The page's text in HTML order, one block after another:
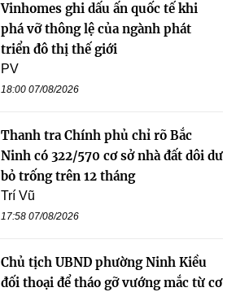
Vinhomes ghi dấu ấn quốc tế khi
phá vỡ thông lệ của ngành phát
triển đô thị thế giới
PV
18:00 07/08/2026
Thanh tra Chính phủ chỉ rõ Bắc
Ninh có 322/570 cơ sở nhà đất dôi dư
bỏ trống trên 12 tháng
Trí Vũ
17:58 07/08/2026
Chủ tịch UBND phường Ninh Kiều
đối thoại để tháo gỡ vướng mắc từ cơ